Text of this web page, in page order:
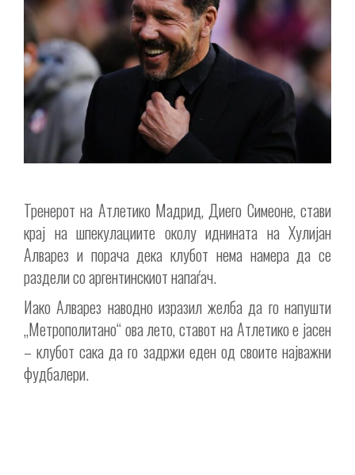
Тренерот на Атлетико Мадрид, Диего Симеоне, стави
крај на шпекулациите околу иднината на Хулијан
Алварез и порача дека клубот нема намера да се
раздели со аргентинскиот напаѓач.
Иако Алварез наводно изразил желба да го напушти
„Метрополитано“ ова лето, ставот на Атлетико е јасен
– клубот сака да го задржи еден од своите најважни
фудбалери.